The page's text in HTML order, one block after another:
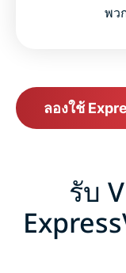
พว
ลองใช้
รับ